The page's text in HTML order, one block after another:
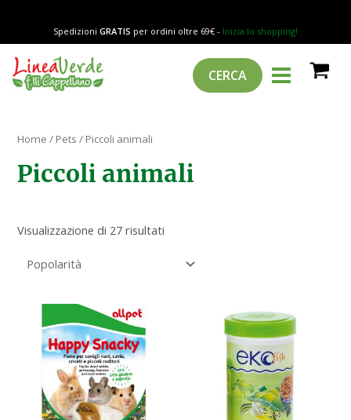
contenuto
Spedizioni GRATIS per ordini oltre 69€ - Inizia lo shopping!
CERCA
MAIN
MENU
Home / Pets / Piccoli animali
Piccoli animali
Visualizzazione di 27 risultati